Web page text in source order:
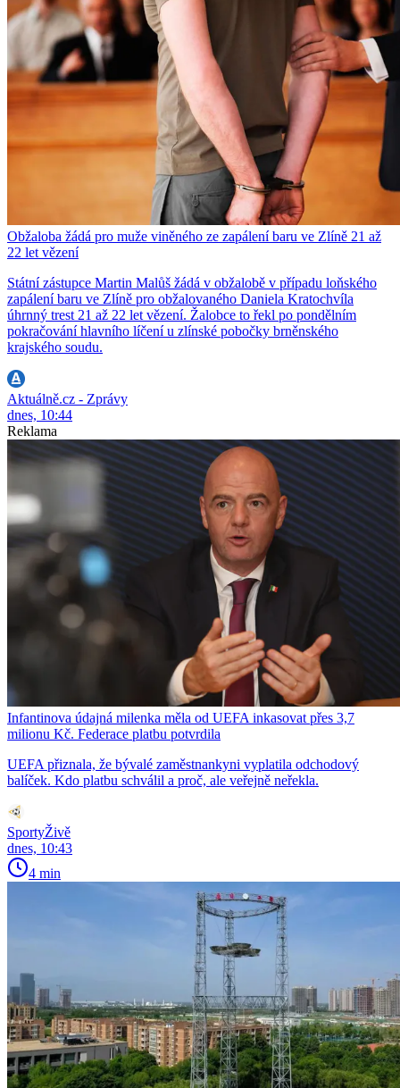
Obžaloba žádá pro muže viněného ze zapálení baru ve Zlíně 21 až
22 let vězení
Státní zástupce Martin Malůš žádá v obžalobě v případu loňského
zapálení baru ve Zlíně pro obžalovaného Daniela Kratochvíla
úhrnný trest 21 až 22 let vězení. Žalobce to řekl po pondělním
pokračování hlavního líčení u zlínské pobočky brněnského
krajského soudu.
Aktuálně.cz - Zprávy
dnes, 10:44
Reklama
Infantinova údajná milenka měla od UEFA inkasovat přes 3,7
milionu Kč. Federace platbu potvrdila
UEFA přiznala, že bývalé zaměstnankyni vyplatila odchodový
balíček. Kdo platbu schválil a proč, ale veřejně neřekla.
SportyŽivě
dnes, 10:43
4 min